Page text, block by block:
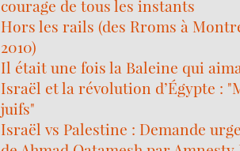
courage de tous les instants
Hors les rails (des Rroms à
2010)
Il était une fois la Baleine qui
Israël et la révolution d’Égypte :
juifs"
Israël vs Palestine : Demande